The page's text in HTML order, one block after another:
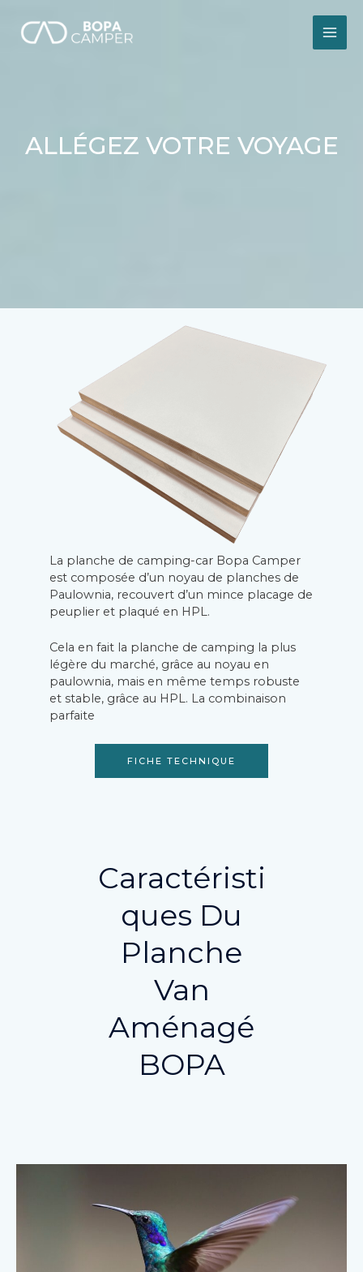
contenu
ALLÉGEZ VOTRE VOYAGE
La planche de camping-car Bopa Camper
est composée d’un noyau de planches de
Paulownia, recouvert d’un mince placage de
peuplier et plaqué en HPL.
Cela en fait la planche de camping la plus
légère du marché, grâce au noyau en
paulownia, mais en même temps robuste
et stable, grâce au HPL. La combinaison
parfaite
FICHE TECHNIQUE
Caractéristi
Ques Du
Planche
Van
Aménagé
BOPA